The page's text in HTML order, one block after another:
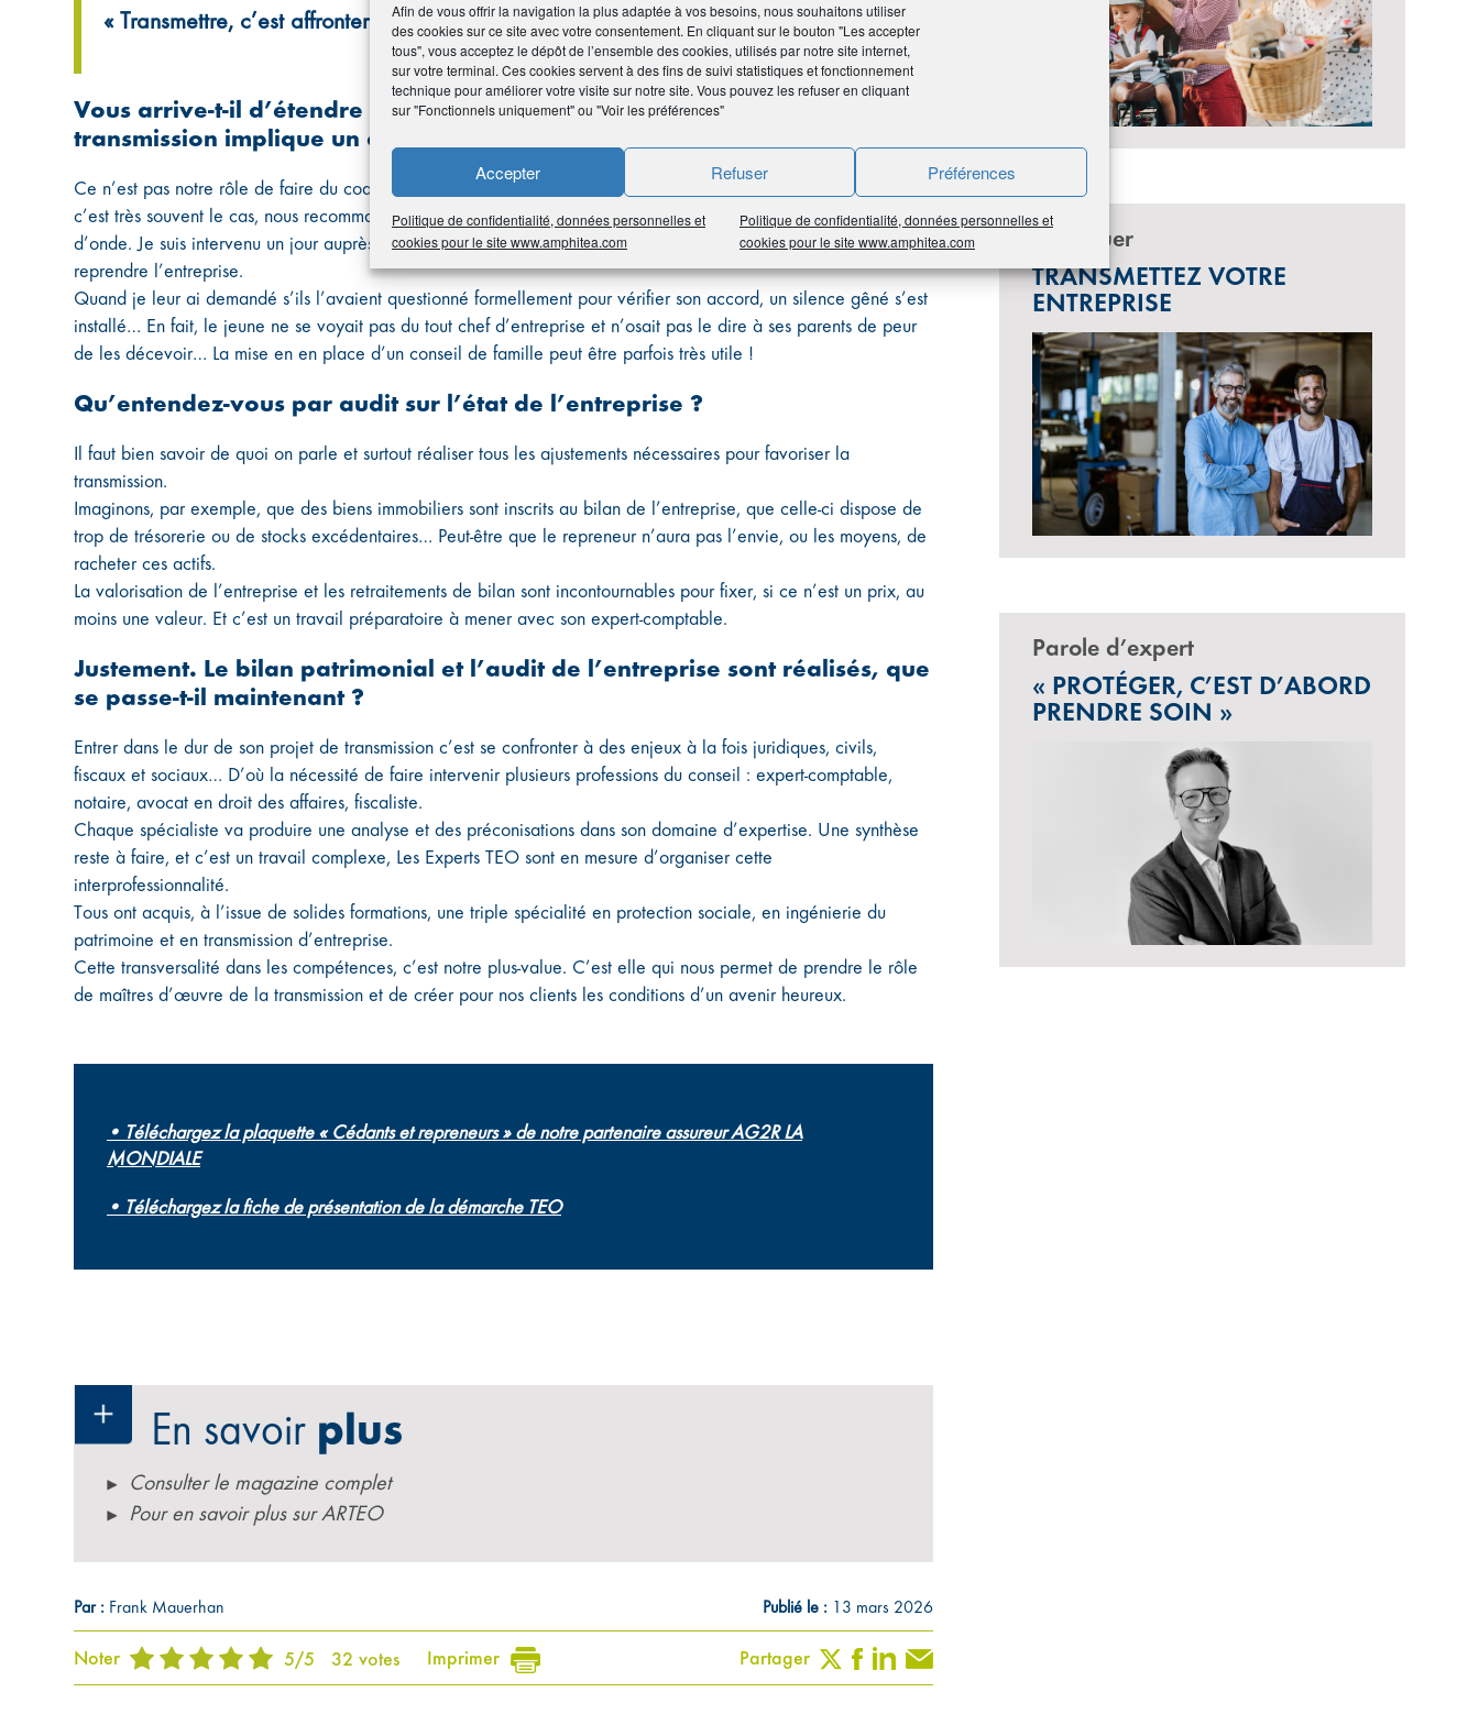
Afin de vous offrir la navigation la plus adaptée à vos besoins, nous souhaitons utiliser
des cookies sur ce site avec votre consentement. En cliquant sur le bouton "Les accepter
tous", vous acceptez le dépôt de l’ensemble des cookies, utilisés par notre site internet,
sur votre terminal. Ces cookies servent à des fins de suivi statistiques et fonctionnement
technique pour améliorer votre visite sur notre site. Vous pouvez les refuser en cliquant
sur "Fonctionnels uniquement" ou "Voir les préférences"
Accepter Refuser Préférences
Politique de confidentialité, données personnelles et
cookies pour le site www.amphitea.com
Politique de confidentialité, données personnelles et
cookies pour le site www.amphitea.com
« Transmettre, c’est affronter des enjeux juridiques, civils, fiscaux et sociaux »
Vous arrive-t-il d’étendre vos conseils aux proches d’un client, lorsque la
transmission implique un conjoint ou des enfants ?
Ce n’est pas notre rôle de faire du coaching individuel. Néanmoins, lorsque des proches sont concernés, et
c’est très souvent le cas, nous recommandons de vérifier que tout le monde soit bien sur la même longueur
d’onde. Je suis intervenu un jour auprès de deux dirigeants qui étaient persuadés que leur fils unique allait
reprendre l’entreprise.
Quand je leur ai demandé s’ils l’avaient questionné formellement pour vérifier son accord, un silence gêné s’est
installé… En fait, le jeune ne se voyait pas du tout chef d’entreprise et n’osait pas le dire à ses parents de peur
de les décevoir… La mise en en place d’un conseil de famille peut être parfois très utile !
Qu’entendez-vous par audit sur l’état de l’entreprise ?
Il faut bien savoir de quoi on parle et surtout réaliser tous les ajustements nécessaires pour favoriser la
transmission.
Imaginons, par exemple, que des biens immobiliers sont inscrits au bilan de l’entreprise, que celle-ci dispose de
trop de trésorerie ou de stocks excédentaires… Peut-être que le repreneur n’aura pas l’envie, ou les moyens, de
racheter ces actifs.
La valorisation de l’entreprise et les retraitements de bilan sont incontournables pour fixer, si ce n’est un prix, au
moins une valeur. Et c’est un travail préparatoire à mener avec son expert-comptable.
Justement. Le bilan patrimonial et l’audit de l’entreprise sont réalisés, que
se passe-t-il maintenant ?
Entrer dans le dur de son projet de transmission c’est se confronter à des enjeux à la fois juridiques, civils,
fiscaux et sociaux… D’où la nécessité de faire intervenir plusieurs professions du conseil : expert-comptable,
notaire, avocat en droit des affaires, fiscaliste.
Chaque spécialiste va produire une analyse et des préconisations dans son domaine d’expertise. Une synthèse
reste à faire, et c’est un travail complexe, Les Experts TEO sont en mesure d’organiser cette
interprofessionnalité.
Tous ont acquis, à l’issue de solides formations, une triple spécialité en protection sociale, en ingénierie du
patrimoine et en transmission d’entreprise.
Cette transversalité dans les compétences, c’est notre plus-value. C’est elle qui nous permet de prendre le rôle
de maîtres d’œuvre de la transmission et de créer pour nos clients les conditions d’un avenir heureux.
• Téléchargez la plaquette « Cédants et repreneurs » de notre partenaire assureur AG2R LA
MONDIALE
• Téléchargez la fiche de présentation de la démarche TEO
En savoir plus
Consulter le magazine complet
Pour en savoir plus sur ARTEO
Par : Frank Mauerhan Publié le :13 mars 2026
Noter 5/5 32 votes Imprimer Partager
Perpétuer
TRANSMETTEZ VOTRE
ENTREPRISE
Parole d’expert
« PROTÉGER, C’EST D’ABORD
PRENDRE SOIN »